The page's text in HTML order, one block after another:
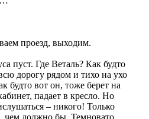
проезд, выходим.
пуст. Где Веталь? Как будто
дорогу рядом и тихо на ухо
будто вот он, тоже берет на
падает в кресло. Но
– никого! Только
чем должно бы. Темновато…